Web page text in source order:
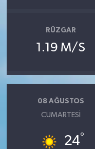
RÜZGAR
1.19 M/S
08 AĞUSTOS
CUMARTESI
24°